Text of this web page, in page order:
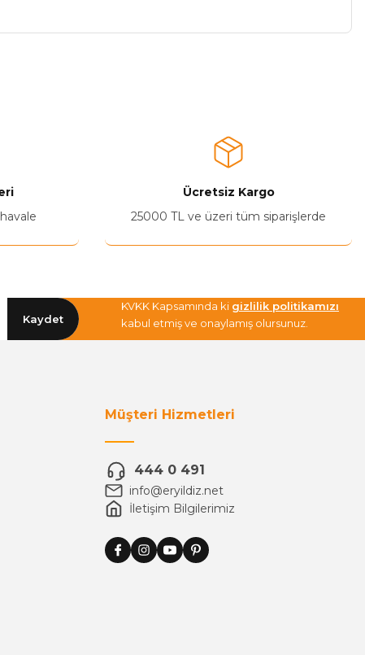
Ücretsiz Kargo
25000 TL ve üzeri tüm siparişlerde
Kaydet
KVKK Kapsamında ki gizlilik politikamızı
kabul etmiş ve onaylamış olursunuz.
Müşteri Hizmetleri
444 0 491
info@eryildiz.net
İletişim Bilgilerimiz